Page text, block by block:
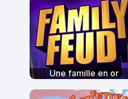
Une famille en or